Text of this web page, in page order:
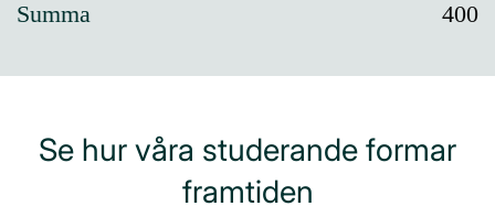
Summa 400
Se hur våra studerande formar
framtiden